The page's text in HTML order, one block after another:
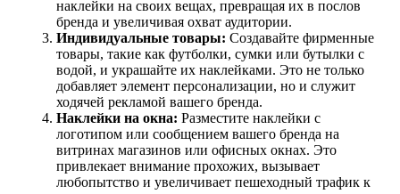
наклейки на своих вещах, превращая их в послов
бренда и увеличивая охват аудитории.
Индивидуальные товары: Создавайте фирменные
товары, такие как футболки, сумки или бутылки с
водой, и украшайте их наклейками. Это не только
добавляет элемент персонализации, но и служит
ходячей рекламой вашего бренда.
Наклейки на окна: Разместите наклейки с
логотипом или сообщением вашего бренда на
витринах магазинов или офисных окнах. Это
привлекает внимание прохожих, вызывает
любопытство и увеличивает пешеходный трафик к